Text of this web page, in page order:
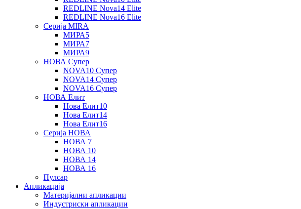
REDLINE Nova14 Elite
REDLINE Nova16 Elite
Серија MIRA
МИРА5
МИРА7
МИРА9
НОВА Супер
NOVA10 Супер
NOVA14 Супер
NOVA16 Супер
НОВА Елит
Нова Елит10
Нова Елит14
Нова Елит16
Серија НОВА
НОВА 7
НОВА 10
НОВА 14
НОВА 16
Пулсар
Апликација
Материјални апликации
Индустриски апликации